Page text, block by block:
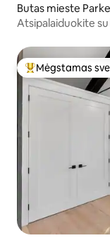
Butas mieste
Atsipalaiduokite
Svečių
Mėgstamas